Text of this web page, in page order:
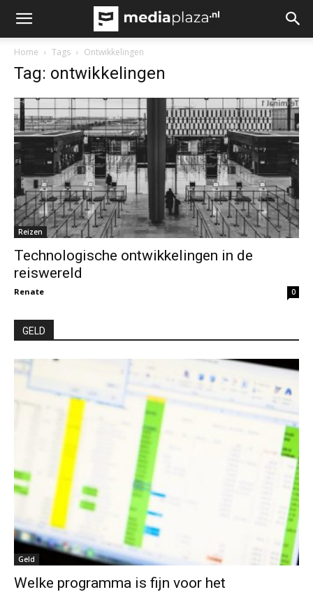
Home Tags Ontwikkelingen
Tag: ontwikkelingen
Reizen
Technologische ontwikkelingen in de
reiswereld
Renate 0
GELD
Geld
Welke programma is fijn voor het